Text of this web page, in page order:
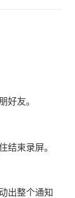
好友。
结束录屏。
出整个通知